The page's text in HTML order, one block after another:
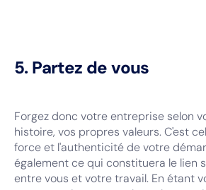
5. Partez de vous
Forgez donc votre entreprise selon
histoire, vos propres valeurs. C'est
force et l'authenticité de votre
également ce qui constituera le lien
entre vous et votre travail. En étant